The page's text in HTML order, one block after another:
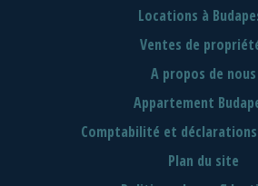
Locations à
Ventes de
A propos de nous
Appartement
Comptabilité et déclarations
Plan du site